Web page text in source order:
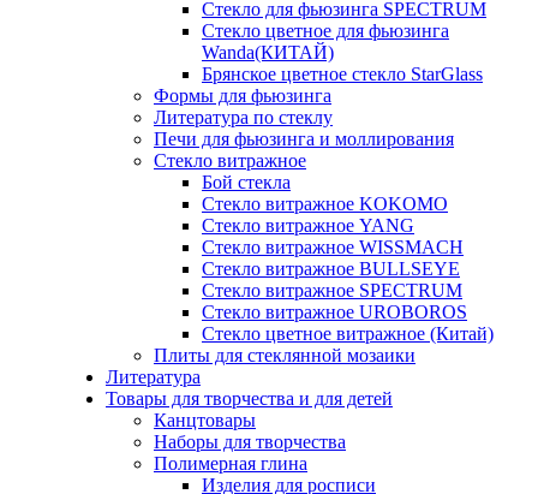
Стекло для фьюзинга SPECTRUM
Стекло цветное для фьюзинга
Wanda(КИТАЙ)
Брянское цветное стекло StarGlass
Формы для фьюзинга
Литература по стеклу
Печи для фьюзинга и моллирования
Стекло витражное
Бой стекла
Стекло витражное KOKOMO
Стекло витражное YANG
Стекло витражное WISSMACH
Стекло витражное BULLSEYE
Стекло витражное SPECTRUM
Стекло витражное UROBOROS
Стекло цветное витражное (Китай)
Плиты для стеклянной мозаики
Литература
Товары для творчества и для детей
Канцтовары
Наборы для творчества
Полимерная глина
Изделия для росписи